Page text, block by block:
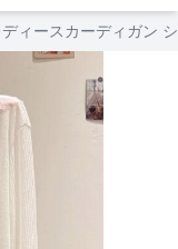
ディースカーディガン